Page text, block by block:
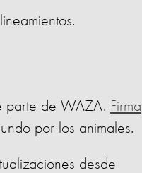
parte de WAZA. Firma
por los animales.
desde